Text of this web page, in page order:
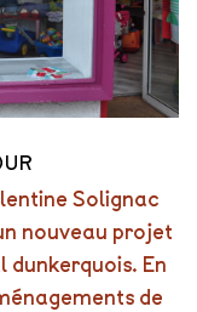
Solignac
nouveau projet
En
de